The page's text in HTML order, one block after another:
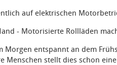
auf elektrischen
- Motorisierte Rollläden
Morgen entspannt an dem
Menschen stellt dies schon